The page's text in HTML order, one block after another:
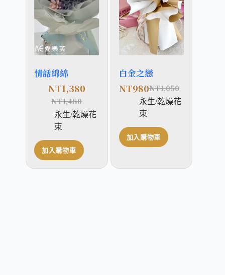
情話綿綿
NT1,480
NT1,380
永生/乾燥花
束
加入購物車
白金之戀
NT1,050
NT980
永生/乾燥花
束
加入購物車